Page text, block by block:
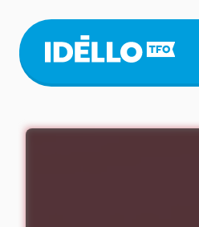
contenu
principal